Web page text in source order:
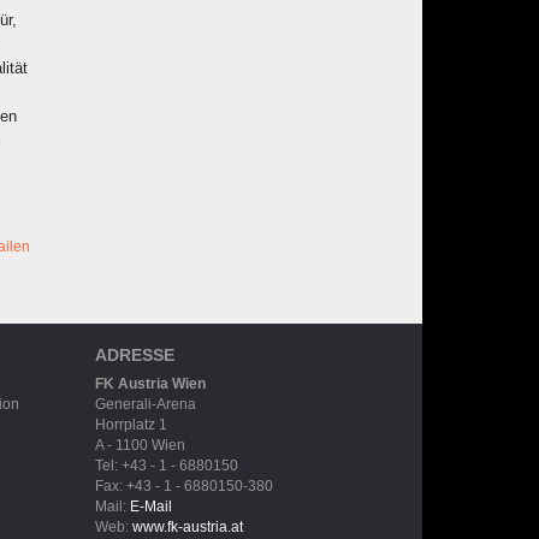
ADRESSE
FK Austria Wien
Generali-Arena
Horrplatz 1
A - 1100 Wien
Tel: +43 - 1 - 6880150
Fax: +43 - 1 - 6880150-380
Mail: E-Mail
Web: www.fk-austria.at